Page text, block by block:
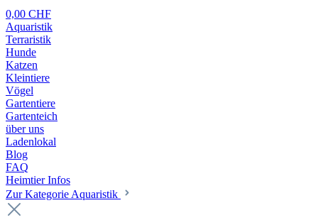
0,00 CHF
Aquaristik
Terraristik
Hunde
Katzen
Kleintiere
Vögel
Gartentiere
Gartenteich
über uns
Ladenlokal
Blog
FAQ
Heimtier Infos
Zur Kategorie Aquaristik